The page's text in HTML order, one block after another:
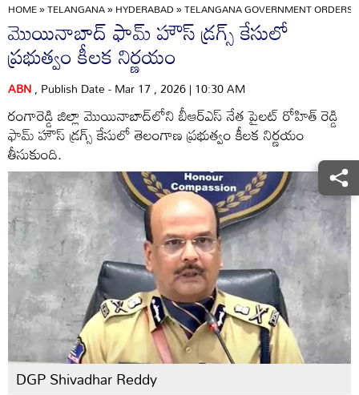
HOME»TELANGANA»HYDERABAD»TELANGANA GOVERNMENT
మొయినాబాద్ ఫామ్ హౌస్ డ్రగ్స్ కేసులో
ప్రభుత్వం కీలక నిర్ణయం
ABN, Publish Date - Mar 17 , 2026 | 10:30 AM
రంగారెడ్డి జిల్లా మొయినాబాద్‌లోని బీఆర్ఎస్ నేత పైలట్ రోహిత్ రెడ్డి
ఫామ్ హౌస్ డ్రగ్స్ కేసులో తెలంగాణ ప్రభుత్వం కీలక నిర్ణయం
తీసుకుంది.
DGP Shivadhar Reddy